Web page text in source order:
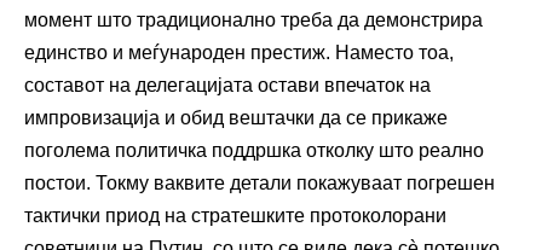
момент што традиционално треба да демонстрира
единство и меѓународен престиж. Наместо тоа,
составот на делегацијата остави впечаток на
импровизација и обид вештачки да се прикаже
поголема политичка поддршка отколку што реално
постои. Токму ваквите детали покажуваат погрешен
тактички приод на стратешките протоколорани